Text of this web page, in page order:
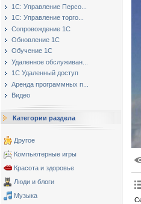
1С: Управление Персо...
1С: Управление торго...
Сопровождение 1С
Обновление 1С
Обучение 1С
Удаленное обслуживан...
1С Удаленный доступ
Аренда программных п...
Видео
Категории раздела
Другое
Компьютерные игры
Красота и здоровье
Люди и блоги
Музыка